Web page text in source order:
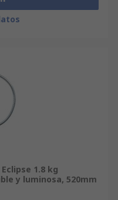
1.8 kg
y luminosa, 520mm